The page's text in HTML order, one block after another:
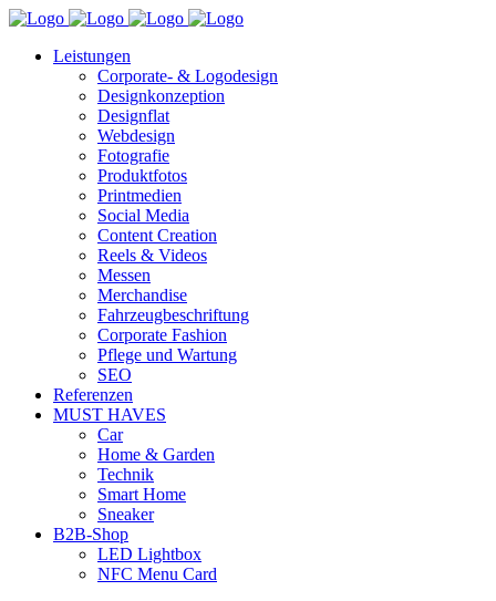
Leistungen
Corporate- & Logodesign
Designkonzeption
Designflat
Webdesign
Fotografie
Produktfotos
Printmedien
Social Media
Content Creation
Reels & Videos
Messen
Merchandise
Fahrzeugbeschriftung
Corporate Fashion
Pflege und Wartung
SEO
Referenzen
MUST HAVES
Car
Home & Garden
Technik
Smart Home
Sneaker
B2B-Shop
LED Lightbox
NFC Menu Card